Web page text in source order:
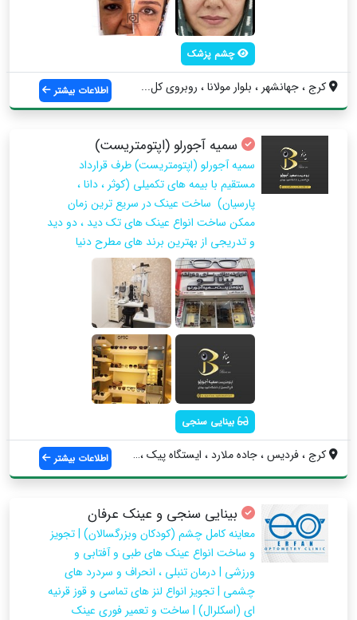
چشم پزشک
کرج ، جهانشهر ، بلوار مولانا ، روبروی کل... اطلاعات بیشتر
سمیه آجورلو (اپتومتریست)
سمیه آجورلو (اپتومتریست) طرف قرارداد
مستقیم با بیمه های تکمیلی (کوثر ، دانا ،
پارسیان) ساخت عینک در سریع ترین زمان
ممکن ساخت انواع عینک های تک دید ، دو دید
و تدریجی از بهترین برند های مطرح دنیا
بینایی سنجی
کرج ، فردیس ، جاده ملارد ، ایستگاه پیک ،... اطلاعات بیشتر
بینایی سنجی و عینک عرفان
معاینه کامل چشم (کودکان وبزرگسالان) | تجویز
و ساخت انواع عینک های طبی و آفتابی و
ورزشی | درمان تنبلی ، انحراف و سردرد های
چشمی | تجویز انواع لنز های تماسی و قوز قرنیه
ای (اسکلرال) | ساخت و تعمیر فوری عینک